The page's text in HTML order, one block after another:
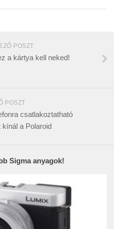
POSZT
a kártya kell neked!
POSZT
csatlakoztatható
a Polaroid
Sigma anyagok!